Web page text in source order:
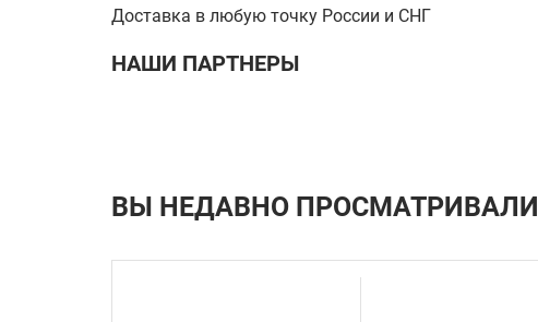
Доставка в любую точку России и СНГ
НАШИ ПАРТНЕРЫ
ВЫ НЕДАВНО ПРОСМАТРИВАЛИ